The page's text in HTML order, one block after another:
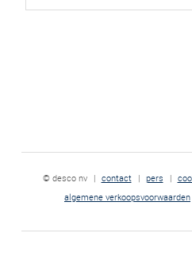
© desco nv | contact | pers |
algemene verkoopsvoorwaarden